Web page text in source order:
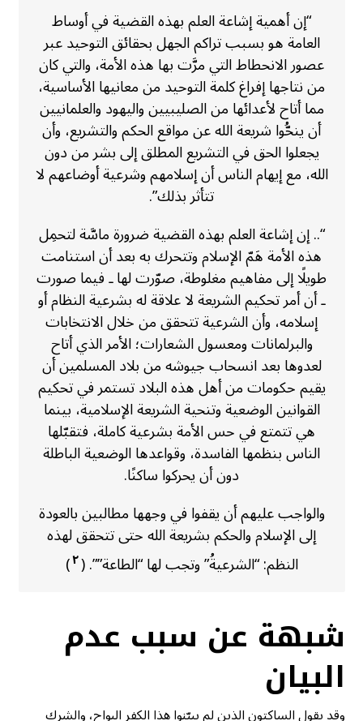
“إن أهمية إشاعة العلم بهذه القضية في أوساط
العامة هو بسبب تراكم الجهل بحقائق التوحيد عبر
عصور الانحطاط التي مرَّت بها هذه الأمة، والتي كان
من نتاجها إفراغ كلمة التوحيد من معانيها الأساسية،
مما أتاح لأعدائها من الصليبيين واليهود والعلمانيين
أن ينحُّوا شريعة الله عن مواقع الحكم والتشريع، وأن
يجعلوا الحق في التشريع المطلق إلى بشر من دون
الله، مع إيهام الناس أن إسلامهم وشرعية أوضاعهم لا
تتأثر بذلك”.
“.. إن إشاعة العلم بهذه القضية ضرورة ماسَّة لتحمِل
هذه الأمة هَمّ الإسلام وتتحرك به بعد أن استنامت
طويلًا إلى مفاهيم مغلوطة، صوّرت لها ـ فيما صورت
ـ أن أمر تحكيم الشريعة لا علاقة له بشرعية النظام أو
إسلامه، وأن الشرعية تتحقق من خلال الانتخابات
والبرلمانات ومعسول الشعارات؛ الأمر الذي أتاح
لعدوها بعد انسحاب جيوشه من بلاد المسلمين أن
يقيم حكومات من أهل هذه البلاد تستمر في تحكيم
القوانين الوضعية وتنحية الشريعة الإسلامية، بينما
هي تتمتع في حس الأمة بشرعية كاملة، فتقبّلها
الناس بنظمها الفاسدة، وقواعدها الوضعية الباطلة
دون أن يحركوا ساكنًا.
والواجب عليهم أن يقفوا في وجهها مطالبين بالعودة
إلى الإسلام والحكم بشريعة الله حتى تتحقق لهذه
النظم: “الشرعيةُ” وتجب لها “الطاعة””. (٢)
شبهة عن سبب عدم
البيان
وقد يقول الساكتون الذين لم يبيّنوا هذا الكفر البواح، والشرك